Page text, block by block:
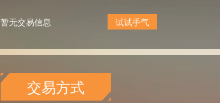
暂无交易信息 试试手气
交易方式